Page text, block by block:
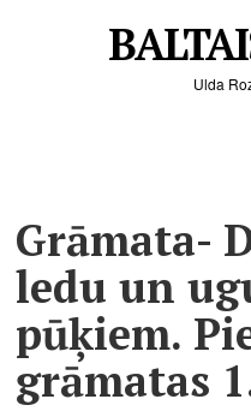
Ulda
Grāmata-
ledu un
pūķiem.
grāmatas